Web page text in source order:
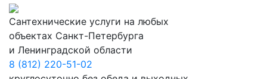
Сантехнические услуги на любых
объектах Санкт-Петербурга
и Ленинградской области
8 (812) 220-51-02